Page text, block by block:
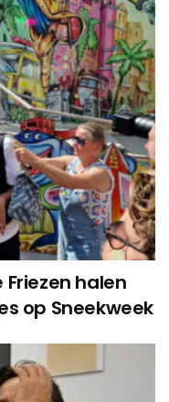
Friezen halen
op Sneekweek